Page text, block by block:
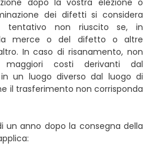
dopo la vostra elezione o
dei difetti si considera
tentativo non riuscito se, in
merce o del difetto o altre
In caso di risanamento, non
costi derivanti dal
un luogo diverso dal luogo di
il trasferimento non corrisponda
un anno dopo la consegna della